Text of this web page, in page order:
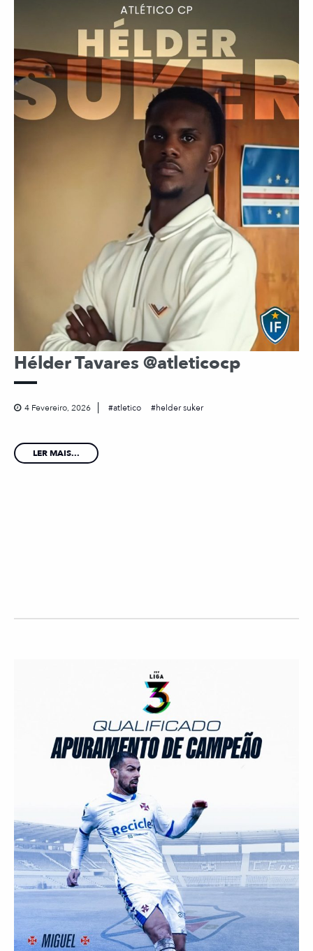
Hélder Tavares @atleticocp
4 Fevereiro, 2026 atletico helder suker
LER MAIS...